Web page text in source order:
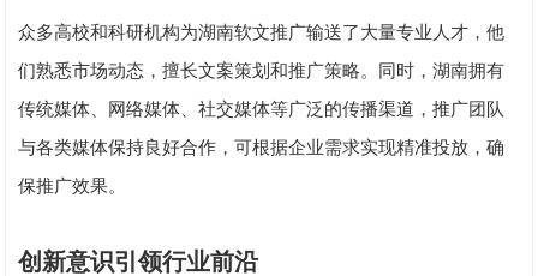
众多高校和科研机构为湖南软文推广输送了大量专业人才，他
们熟悉市场动态，擅长文案策划和推广策略。同时，湖南拥有
传统媒体、网络媒体、社交媒体等广泛的传播渠道，推广团队
与各类媒体保持良好合作，可根据企业需求实现精准投放，确
保推广效果。
创新意识引领行业前沿